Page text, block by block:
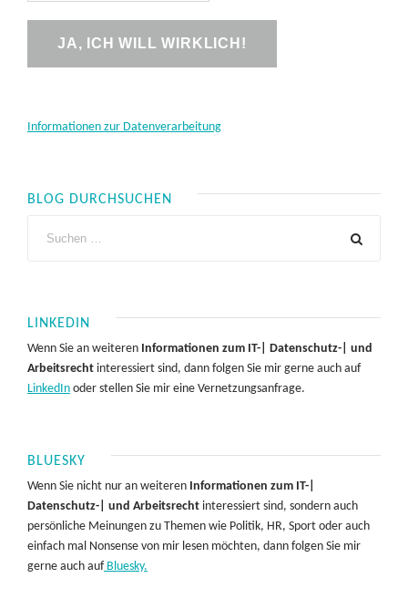
Informationen zur Datenverarbeitung
BLOG DURCHSUCHEN
LINKEDIN
Wenn Sie an weiteren Informationen zum IT-| Datenschutz-| und
Arbeitsrecht interessiert sind, dann folgen Sie mir gerne auch auf
LinkedIn oder stellen Sie mir eine Vernetzungsanfrage.
BLUESKY
Wenn Sie nicht nur an weiteren Informationen zum IT-|
Datenschutz-| und Arbeitsrecht interessiert sind, sondern auch
persönliche Meinungen zu Themen wie Politik, HR, Sport oder auch
einfach mal Nonsense von mir lesen möchten, dann folgen Sie mir
gerne auch aufBluesky.